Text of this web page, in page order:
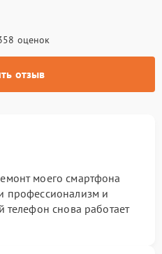
оценок
отзыв
моего смартфона
профессионализм и
телефон снова работает